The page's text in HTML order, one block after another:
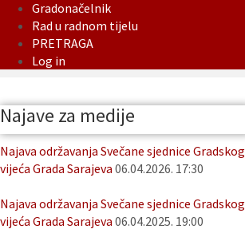
Gradonačelnik
Rad u radnom tijelu
PRETRAGA
Log in
Najave za medije
Najava održavanja Svečane sjednice Gradskog
vijeća Grada Sarajeva 06.04.2026. 17:30
Najava održavanja Svečane sjednice Gradskog
vijeća Grada Sarajeva 06.04.2025. 19:00